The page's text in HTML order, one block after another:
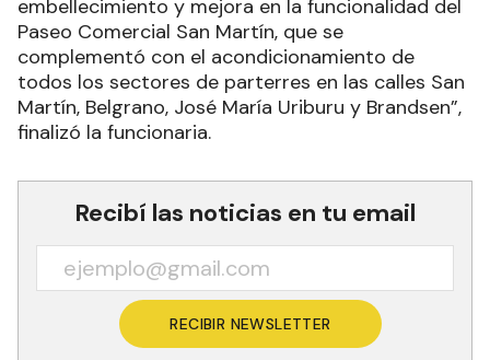
embellecimiento y mejora en la funcionalidad del
Paseo Comercial San Martín, que se
complementó con el acondicionamiento de
todos los sectores de parterres en las calles San
Martín, Belgrano, José María Uriburu y Brandsen”,
finalizó la funcionaria.
Recibí las noticias en tu email
RECIBIR NEWSLETTER